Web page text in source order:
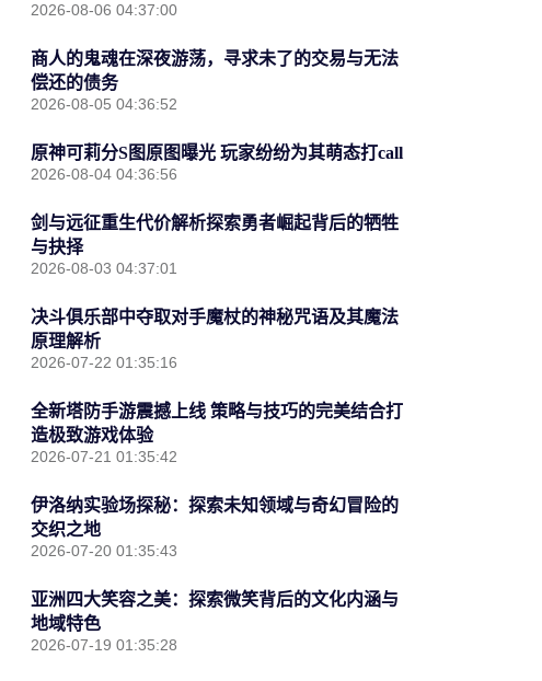
2026-08-06 04:37:00
商人的鬼魂在深夜游荡，寻求未了的交易与无法
偿还的债务
2026-08-05 04:36:52
原神可莉分S图原图曝光 玩家纷纷为其萌态打call
2026-08-04 04:36:56
剑与远征重生代价解析探索勇者崛起背后的牺牲
与抉择
2026-08-03 04:37:01
决斗俱乐部中夺取对手魔杖的神秘咒语及其魔法
原理解析
2026-07-22 01:35:16
全新塔防手游震撼上线 策略与技巧的完美结合打
造极致游戏体验
2026-07-21 01:35:42
伊洛纳实验场探秘：探索未知领域与奇幻冒险的
交织之地
2026-07-20 01:35:43
亚洲四大笑容之美：探索微笑背后的文化内涵与
地域特色
2026-07-19 01:35:28